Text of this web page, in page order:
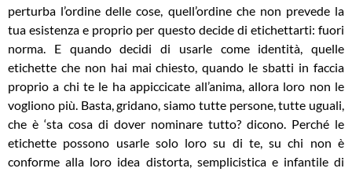
perturba l’ordine delle cose, quell’ordine che non prevede la
tua esistenza e proprio per questo decide di etichettarti: fuori
norma. E quando decidi di usarle come identità, quelle
etichette che non hai mai chiesto, quando le sbatti in faccia
proprio a chi te le ha appiccicate all’anima, allora loro non le
vogliono più. Basta, gridano, siamo tutte persone, tutte uguali,
che è ‘sta cosa di dover nominare tutto? dicono. Perché le
etichette possono usarle solo loro su di te, su chi non è
conforme alla loro idea distorta, semplicistica e infantile di